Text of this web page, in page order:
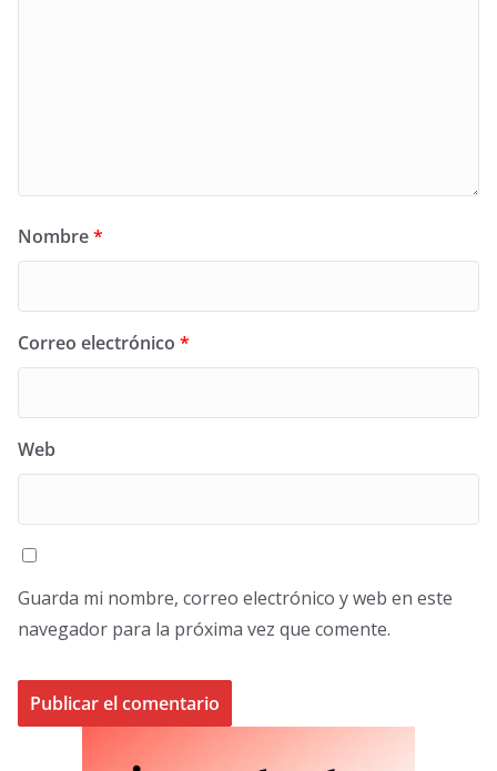
Nombre*
Correo electrónico *
Web
Guarda mi nombre, correo electrónico y web en este
navegador para la próxima vez que comente.